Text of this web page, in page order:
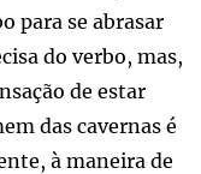
para se abrasar
do verbo, mas,
de estar
das cavernas é
à maneira de